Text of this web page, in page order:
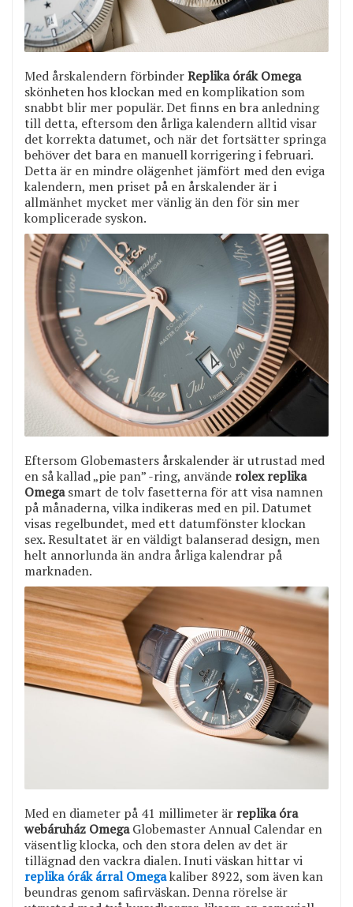
Med årskalendern förbinderReplika órák Omega
skönheten hos klockan med en komplikation som
snabbt blir mer populär. Det finns en bra anledning
till detta, eftersom den årliga kalendern alltid visar
det korrekta datumet, och när det fortsätter springa
behöver det bara en manuell korrigering i februari.
Detta är en mindre olägenhet jämfört med den eviga
kalendern, men priset på en årskalender är i
allmänhet mycket mer vänlig än den för sin mer
komplicerade syskon.
Eftersom Globemasters årskalender är utrustad med
en så kallad „pie pan” -ring, använde rolex replika
Omegasmart de tolv fasetterna för att visa namnen
på månaderna, vilka indikeras med en pil. Datumet
visas regelbundet, med ett datumfönster klockan
sex. Resultatet är en väldigt balanserad design, men
helt annorlunda än andra årliga kalendrar på
marknaden.
Med en diameter på 41 millimeter är replika óra
webáruház OmegaGlobemaster Annual Calendar en
väsentlig klocka, och den stora delen av det är
tillägnad den vackra dialen. Inuti väskan hittar vi
replika órák árral Omegakaliber 8922, som även kan
beundras genom safirväskan. Denna rörelse är